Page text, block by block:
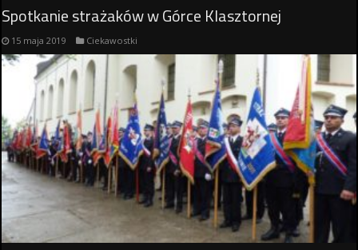
Spotkanie strażaków w Górce Klasztornej
15 maja 2019 Ciekawostki